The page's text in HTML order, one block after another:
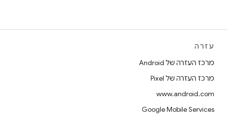
עזרה
מרכז העזרה של Android
מרכז העזרה של Pixel
www.android.com
Google Mobile Services